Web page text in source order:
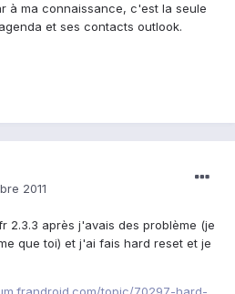
à ma connaissance, c'est la seule
et ses contacts outlook.
2011
2.3.3 après j'avais des problème (je
que toi) et j'ai fais hard reset et je